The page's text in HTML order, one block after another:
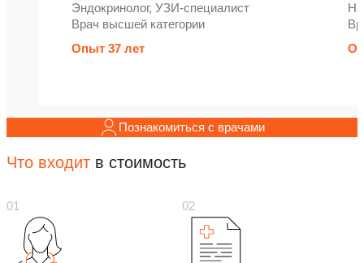
Эндокринолог, УЗИ-специалист
Врач высшей категории
Опыт 37 лет
Познакомиться с врачами
Что входит в стоимость